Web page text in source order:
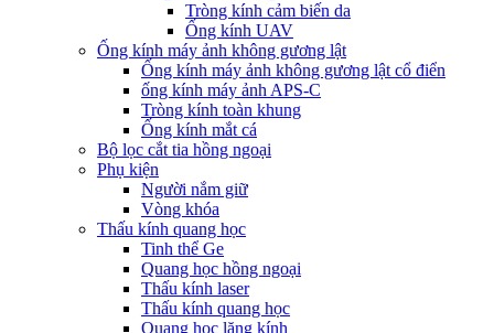
Tròng kính cảm biến da
Ống kính UAV
Ống kính máy ảnh không gương lật
Ống kính máy ảnh không gương lật cổ điển
ống kính máy ảnh APS-C
Tròng kính toàn khung
Ống kính mắt cá
Bộ lọc cắt tia hồng ngoại
Phụ kiện
Người nắm giữ
Vòng khóa
Thấu kính quang học
Tinh thể Ge
Quang học hồng ngoại
Thấu kính laser
Thấu kính quang học
Quang học lăng kính